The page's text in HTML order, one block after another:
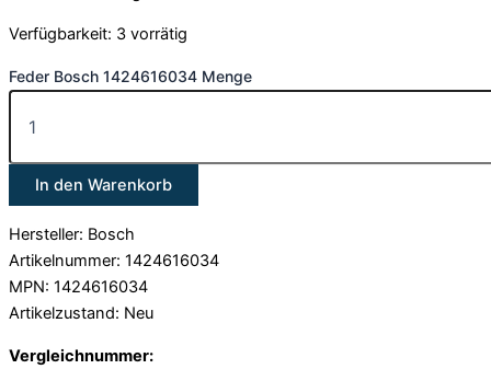
Verfügbarkeit: 3 vorrätig
Feder Bosch 1424616034 Menge
In den Warenkorb
Hersteller: Bosch
Artikelnummer: 1424616034
MPN: 1424616034
Artikelzustand: Neu
Vergleichnummer: